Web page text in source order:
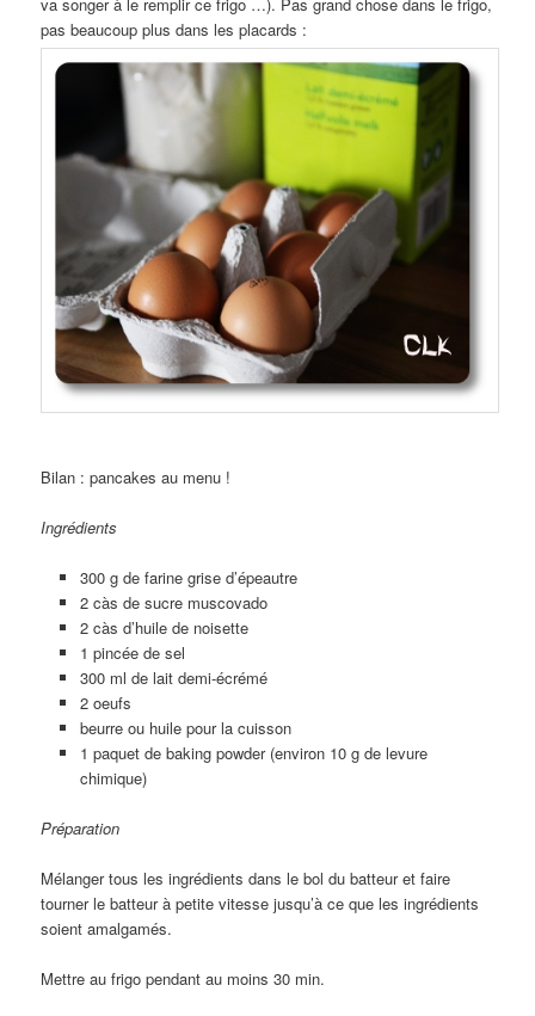
pas beaucoup plus dans les placards :
Bilan : pancakes au menu !
Ingrédients
300 g de farine grise d’épeautre
2 càs de sucre muscovado
2 càs d’huile de noisette
1 pincée de sel
300 ml de lait demi-écrémé
2 oeufs
beurre ou huile pour la cuisson
1 paquet de baking powder (environ 10 g de levure
chimique)
Préparation
Mélanger tous les ingrédients dans le bol du batteur et faire
tourner le batteur à petite vitesse jusqu’à ce que les ingrédients
soient amalgamés.
Mettre au frigo pendant au moins 30 min.